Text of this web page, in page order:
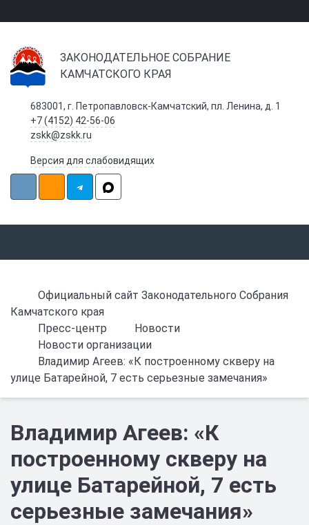
ЗАКОНОДАТЕЛЬНОЕ СОБРАНИЕ
КАМЧАТСКОГО КРАЯ
683001, г. Петропавловск-Камчатский, пл. Ленина, д. 1
+7 (4152) 42-56-06
zskk@zskk.ru
Версия для слабовидящих
Официальный сайт Законодательного Собрания
Камчатского края
Пресс-центр
Новости
Новости организации
Владимир Агеев: «К построенному скверу на
улице Батарейной, 7 есть серьезные замечания»
Владимир Агеев: «К
построенному скверу на
улице Батарейной, 7 есть
серьезные замечания»